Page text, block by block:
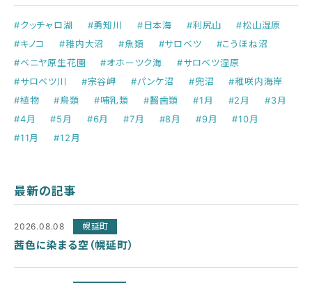
#クッチャロ湖 #勇知川 #日本海 #利尻山
#松山湿原
#キノコ
#稚内大沼 #魚類 #サロベツ
#こうほね沼
#ベニヤ原生花園
#オホーツク海
#サロベツ湿原
#サロベツ川
#宗谷岬 #パンケ沼 #兜沼
#稚咲内海岸
#植物
#鳥類 #哺乳類 #齧歯類 #1月 #2月
#3月
#4月
#5月 #6月 #7月 #8月 #9月
#10月
#11月
#12月
最新の記事
2026.08.08 幌延町
茜色に染まる空（幌延町）